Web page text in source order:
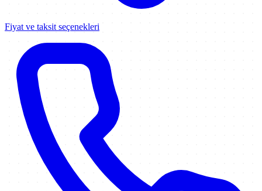
Fiyat ve taksit seçenekleri